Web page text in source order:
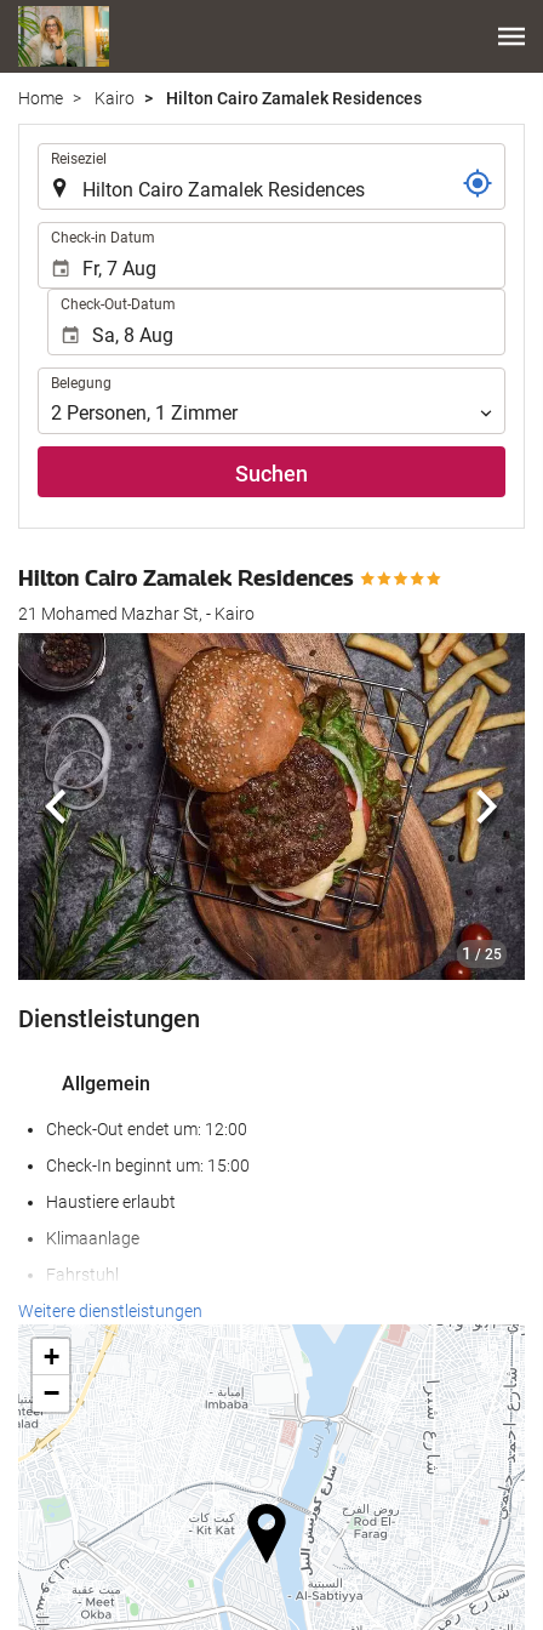
Home Kairo Hilton Cairo Zamalek Residences
Reiseziel
Check-in Datum
Check-Out-Datum
Belegung
Belegung
2 Personen, 1 Zimmer
Suchen
Hilton Cairo Zamalek Residences
21 Mohamed Mazhar St, - Kairo
1 / 25
Zurück
Dienstleistungen
Allgemein
Check-Out endet um: 12:00
Check-In beginnt um: 15:00
Haustiere erlaubt
Klimaanlage
Fahrstuhl
Zugang für Personen mit eingeschränkter Mobilität
Nichtraucher-Räume
Raucherbereich
Wellness
Poolbar
Sonnenstühle/-liegen
Sonnenschirme
Spa
Weitere dienstleistungen
+
−